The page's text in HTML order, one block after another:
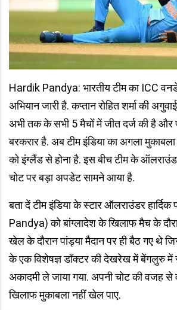
Hardik Pandya: भारतीय टीम का ICC
अभियान जारी है. कप्तान रोहित शर्मा की
अभी तक के सभी 5 मैचों में जीत दर्ज की है और
बरकरार है. अब टीम इंडिया का अगला
को इंग्लैंड से होना है. इस बीच टीम के ऑलराउंडर
चोट पर बड़ा अपडेट सामने आया है.
बता दें टीम इंडिया के स्टार ऑलराउंडर
Pandya) को बांग्लादेश के खिलाफ मैच के
खेल के दौरान पांड्या मैदान पर ही बैठ गए थे
के एक विशेषज्ञ डॉक्टर की देखरेख में बेंगलुरु में
अकादमी ले जाया गया. अपनी चोट की वजह
खिलाफ मुकाबला नहीं खेल पाए.